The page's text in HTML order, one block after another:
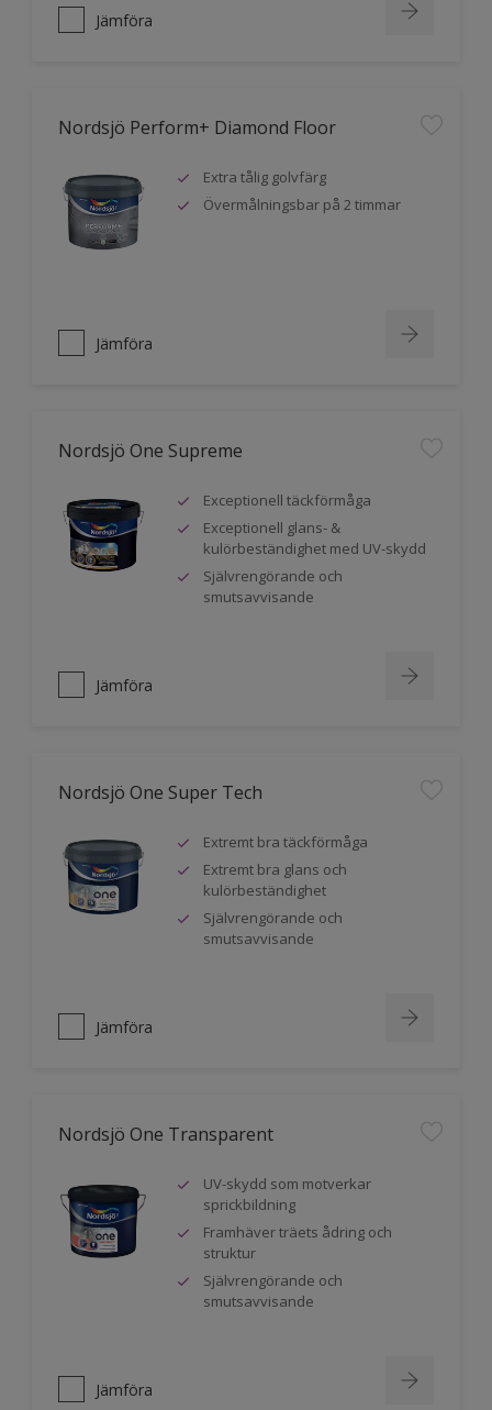
Jämföra
Nordsjö Perform+ Diamond Floor
Extra tålig golvfärg
Övermålningsbar på 2 timmar
Jämföra
Nordsjö One Supreme
Exceptionell täckförmåga
Exceptionell glans- &
kulörbeständighet med UV-skydd
Självrengörande och
smutsavvisande
Jämföra
Nordsjö One Super Tech
Extremt bra täckförmåga
Extremt bra glans och
kulörbeständighet
Självrengörande och
smutsavvisande
Jämföra
Nordsjö One Transparent
UV-skydd som motverkar
sprickbildning
Framhäver träets ådring och
struktur
Självrengörande och
smutsavvisande
Jämföra